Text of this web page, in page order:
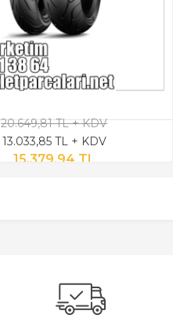
20.649,81 TL + KDV
13.033,85 TL + KDV
15.379,94 TL